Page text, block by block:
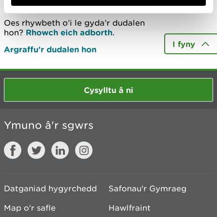
Oes rhywbeth o’i le gyda’r dudalen
hon? Rhowch eich adborth.
Argraffu’r dudalen hon
I fyny
Cysylltu â ni
Ymuno â'r sgwrs
Datganiad hygyrchedd
Safonau'r Gymraeg
Map o'r safle
Hawlfraint